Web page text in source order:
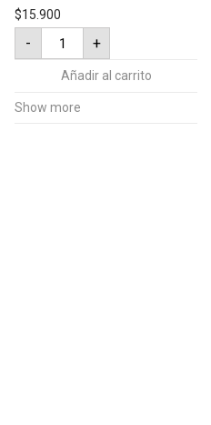
$15.900
-
Bandeja
ensaladera
para
menaje
cantidad
+
Añadir al carrito
Show more